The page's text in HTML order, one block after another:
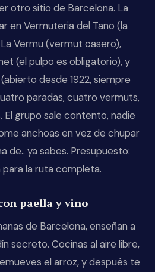
otro sitio de Barcelona. La
en Vermuteria del Tano (la
Vermu (vermut casero),
(el pulpo es obligatorio), y
desde 1922, siempre
paradas, cuatro vermuts,
grupo sale contento, nadie
anchoas en vez de chupar
de.. ya sabes. Presupuesto:
la ruta completa.
paella y vino
de Barcelona, enseñan a
secreto. Cocinas al aire libre,
el arroz, y después te